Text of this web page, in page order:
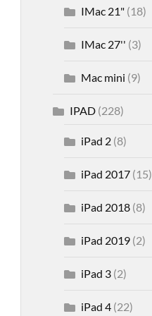
IMac 21"(18)
IMac 27'' (3)
Mac mini (9)
IPAD(228)
iPad 2(8)
iPad 2017(15)
iPad 2018(8)
iPad 2019(2)
iPad 3(2)
iPad 4(22)